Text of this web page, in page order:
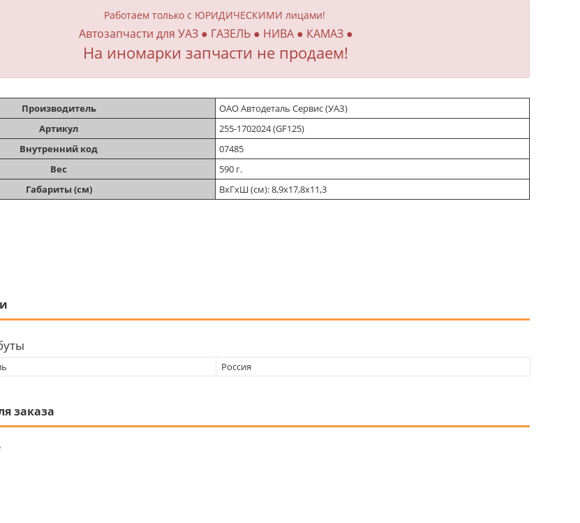
Работаем только с ЮРИДИЧЕСКИМИ лицами!
Автозапчасти для УАЗ ● ГАЗЕЛЬ ● НИВА ● КАМАЗ ●
На иномарки запчасти не продаем!
Производитель
ОАО Автодеталь Сервис (УАЗ)
Артикул
255-1702024 (GF125)
Внутренний код
07485
Вес
590 г.
Габариты (см)
ВхГхШ (см): 8,9х17,8х11,3
Россия
заказа